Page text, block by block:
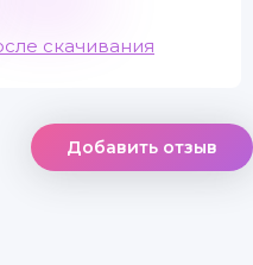
скачивания
Добавить отзыв